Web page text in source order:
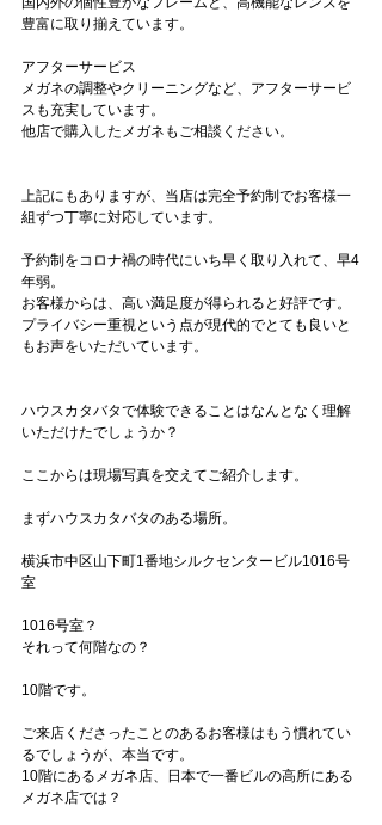
豊富に取り揃えています。
アフターサービス
メガネの調整やクリーニングなど、アフターサービ
スも充実しています。
他店で購入したメガネもご相談ください。
上記にもありますが、当店は完全予約制でお客様一
組ずつ丁寧に対応しています。
予約制をコロナ禍の時代にいち早く取り入れて、早4
年弱。
お客様からは、高い満足度が得られると好評です。
プライバシー重視という点が現代的でとても良いと
もお声をいただいています。
ハウスカタバタで体験できることはなんとなく理解
いただけたでしょうか？
ここからは現場写真を交えてご紹介します。
まずハウスカタバタのある場所。
横浜市中区山下町1番地シルクセンタービル1016号
室
1016号室？
それって何階なの？
10階です。
ご来店くださったことのあるお客様はもう慣れてい
るでしょうが、本当です。
10階にあるメガネ店、日本で一番ビルの高所にある
メガネ店では？